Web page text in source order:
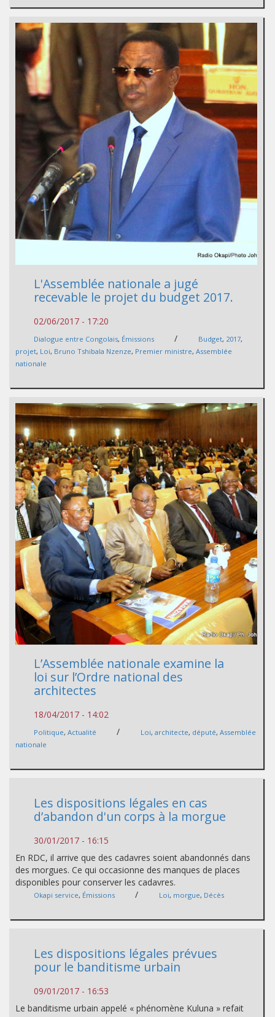
L'Assemblée nationale a jugé
recevable le projet du budget 2017.
02/06/2017 - 17:20
Dialogue entre Congolais, Émissions / Budget, 2017,
projet, Loi, Bruno Tshibala Nzenze, Premier ministre, Assemblée
nationale
L’Assemblée nationale examine la
loi sur l’Ordre national des
architectes
18/04/2017 - 14:02
Politique, Actualité / Loi, architecte, député, Assemblée
nationale
Les dispositions légales en cas
d’abandon d'un corps à la morgue
30/01/2017 - 16:15
En RDC, il arrive que des cadavres soient abandonnés dans
des morgues. Ce qui occasionne des manques de places
disponibles pour conserver les cadavres.
Okapi service, Émissions / Loi, morgue, Décès
Les dispositions légales prévues
pour le banditisme urbain
09/01/2017 - 16:53
Le banditisme urbain appelé « phénomène Kuluna » refait